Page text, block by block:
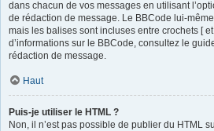
dans chacun de vos messages en utilisant
de rédaction de message. Le BBCode lui-
mais les balises sont incluses entre crochets [
d’informations sur le BBCode, consultez le
rédaction de message.
Haut
Puis-je utiliser le HTML ?
Non, il n’est pas possible de publier du HTML